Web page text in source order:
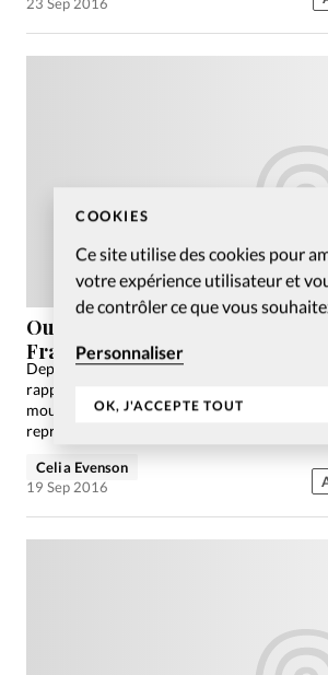
COOKIES
Ce site utilise des cookies pour
votre expérience utilisateur et
de contrôler ce que vous
Personnaliser
OK, J'ACCEPTE TOUT
23 Sep 2016
Ouverture des inscriptions pour
France 2017
Depuis les scandales liés aux abattoirs, la
rapport aux bêtes est violemment remise sur
mouvance antispéciste, portée par le
reprend du galon. A raison? Réflexion.
Celia Evenson
19 Sep 2016